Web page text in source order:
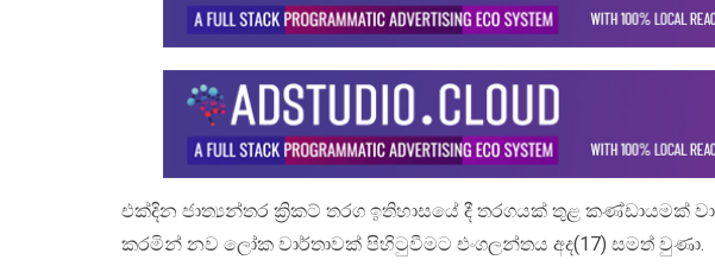
එක්දින ජාත්‍යන්තර ක්‍රිකට් තරග ඉතිහාසයේ දී තරගයක් තුළ කණ්ඩායමක්
කරමින් නව ලෝක වාර්තාවක් පිහිටුවීමට එංගලන්තය අද(17) සමත් වුණා.